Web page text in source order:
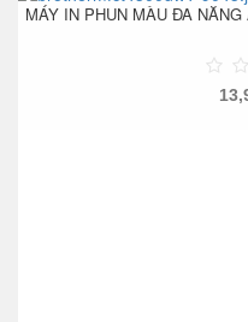
MÁY IN PHUN MÀU ĐA